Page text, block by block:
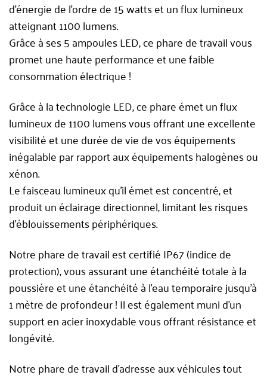
d’énergie de l’ordre de 15 watts et un flux lumineux
atteignant 1100 lumens.
Grâce à ses 5 ampoules LED, ce phare de travail vous
promet une haute performance et une faible
consommation électrique !
Grâce à la technologie LED, ce phare émet un flux
lumineux de 1100 lumens vous offrant une excellente
visibilité et une durée de vie de vos équipements
inégalable par rapport aux équipements halogènes ou
xénon.
Le faisceau lumineux qu’il émet est concentré, et
produit un éclairage directionnel, limitant les risques
d’éblouissements périphériques.
Notre phare de travail est certifié IP67 (indice de
protection), vous assurant une étanchéité totale à la
poussière et une étanchéité à l’eau temporaire jusqu’à
1 mètre de profondeur ! Il est également muni d’un
support en acier inoxydable vous offrant résistance et
longévité.
Notre phare de travail d’adresse aux véhicules tout